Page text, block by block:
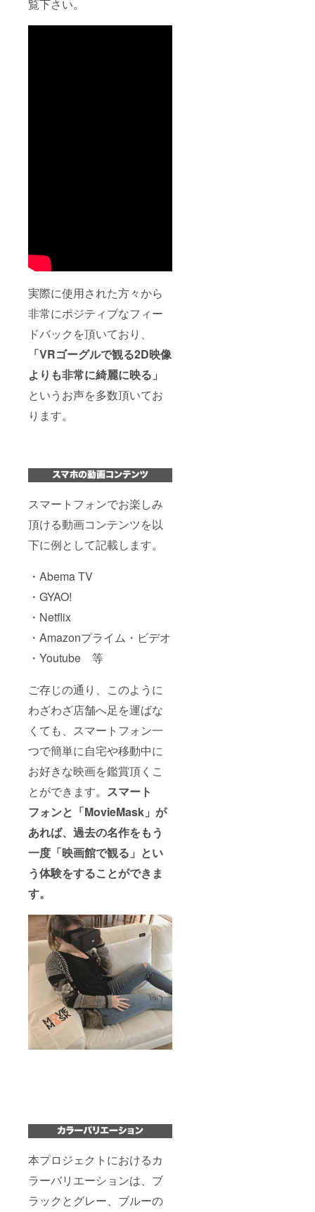
覧下さい。
実際に使用された方々から
非常にポジティブなフィー
ドバックを頂いており、
「VRゴーグルで観る2D映像
よりも非常に綺麗に映る」
というお声を多数頂いてお
ります。
スマートフォンでお楽しみ
頂ける動画コンテンツを以
下に例として記載します。
・Abema TV
・GYAO!
・Netflix
・Amazonプライム・ビデオ
・Youtube 等
ご存じの通り、このように
わざわざ店舗へ足を運ばな
くても、スマートフォン一
つで簡単に自宅や移動中に
お好きな映画を鑑賞頂くこ
とができます。 スマート
フォンと「MovieMask」が
あれば、過去の名作をもう
一度「映画館で観る」とい
う体験をすることができま
す。
本プロジェクトにおけるカ
ラーバリエーションは、ブ
ラックとグレー、ブルーの